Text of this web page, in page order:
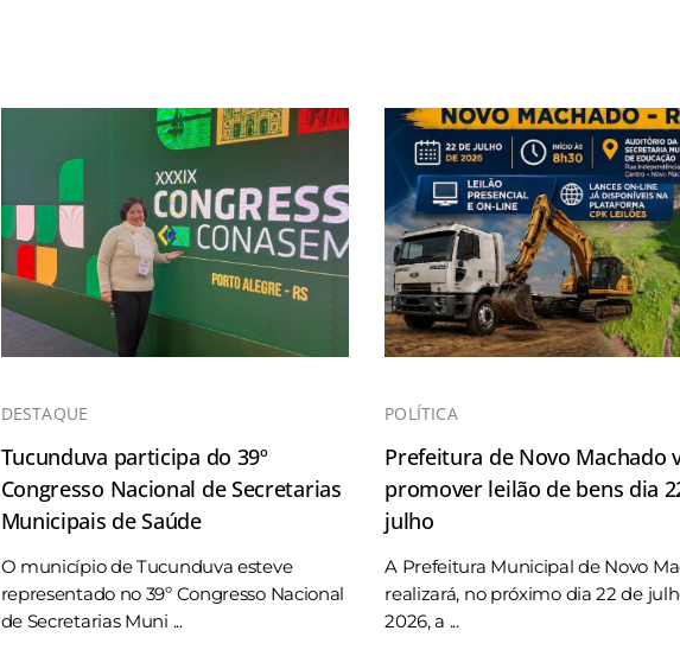
DESTAQUE
Tucunduva participa do 39º
Congresso Nacional de Secretarias
Municipais de Saúde
O município de Tucunduva esteve
representado no 39º Congresso Nacional
de Secretarias Muni ...
POLÍTICA
Prefeitura de Novo Machado
promover leilão de bens dia
julho
A Prefeitura Municipal de Novo
realizará, no próximo dia 22 de
2026, a ...